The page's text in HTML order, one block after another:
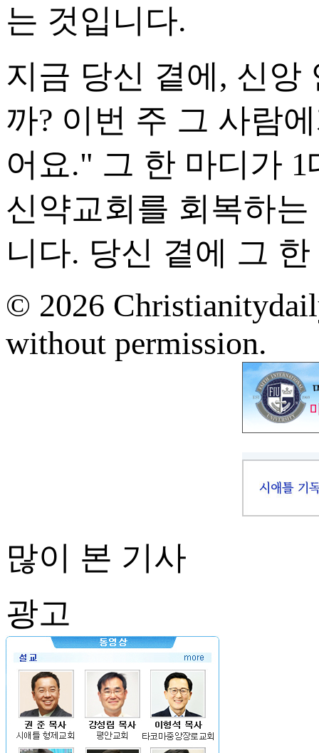
는 것입니다.
지금 당신 곁에, 신앙
까? 이번 주 그 사람
어요." 그 한 마디가
신약교회를 회복하
니다. 당신 곁에 그
© 2026
without permission.
많이 본 기사
광고